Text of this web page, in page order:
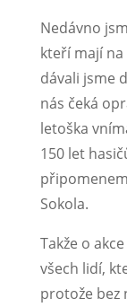
Nedávno
kteří mají
dávali jsme
nás čeká
letoška
150 let
Sokola.
Takže o
všech lidí,
protože bez